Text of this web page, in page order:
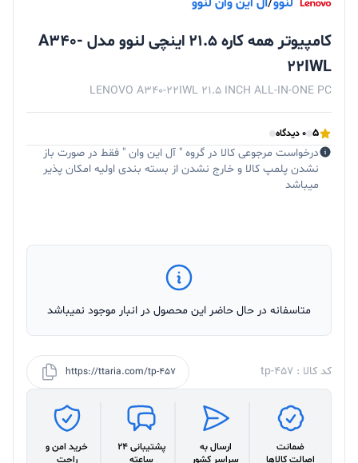
کامپیوتر همه کاره 21.5 اینچی لنوو مدل A340-
22IWL
LENOVO A340-22IWL 21.5 INCH ALL-IN-ONE PC
5 0 دیدگاه
درخواست مرجوعی کالا در گروه " آل این وان " فقط در صورت باز
نشدن پلمپ کالا و خارج نشدن از بسته بندی اولیه امکان پذیر
میباشد
متاسفانه در حال حاضر این محصول در انبار موجود نمیباشد
کد کالا : tp-457 https://ttaria.com/tp-457
ضمانت
اصالت کالاها
ارسال به
سراسر کشور
پشتیبانی 24
ساعته
خرید امن و
راحت